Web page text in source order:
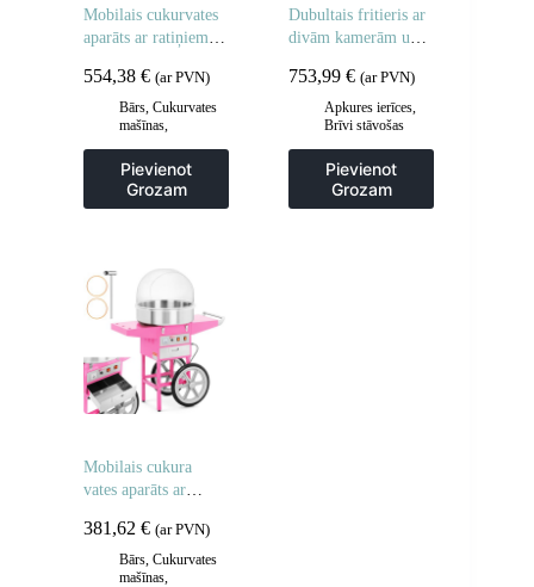
Mobilais cukurvates
aparāts ar ratiņiem uz
554,38 € (ar PVN)
Bārs, Cukurvates
mašīnas,
Pievienot
Grozam
Dubultais fritieris ar
divām kamerām un
753,99€ (ar PVN)
Apkures ierīces,
Brīvi stāvošas
Frites un cepšanas
iekārtas,
Gastronomija
Pievienot
Grozam
Mobilais cukura
vates aparāts ar
381,62 € (ar PVN)
Bārs Cukurvates
mašīnas